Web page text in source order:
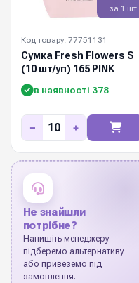
за 1 шт.
Код товару: 77751131
Сумка Fresh Flowers S
(10 шт/уп) 165 PINK
в наявності 378
− +
Не знайшли
потрібне?
Напишіть менеджеру —
підберемо альтернативу
або привеземо під
замовлення.